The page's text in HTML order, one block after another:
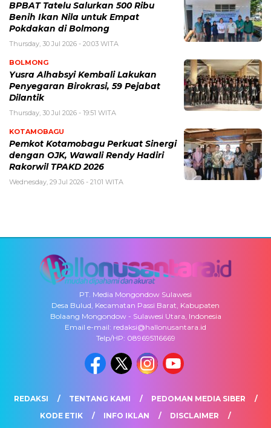
BPBAT Tatelu Salurkan 500 Ribu
Benih Ikan Nila untuk Empat
Pokdakan di Bolmong
Thursday, 30 Jul 2026 - 20:03 WITA
BOLMONG
Yusra Alhabsyi Kembali Lakukan
Penyegaran Birokrasi, 59 Pejabat
Dilantik
Thursday, 30 Jul 2026 - 19:51 WITA
KOTAMOBAGU
Pemkot Kotamobagu Perkuat Sinergi
dengan OJK, Wawali Rendy Hadiri
Rakorwil TPAKD 2026
Wednesday, 29 Jul 2026 - 21:01 WITA
PT. Media Mongondow Sulawesi
Desa Bulud, Kecamatan Passi Barat, Kabupaten
Bolaang Mongondow - Sulawesi Utara, Indonesia
Email e-mail: redaksi@hallonusantara.id
Telp/HP: 089695116669
REDAKSI TENTANG KAMI
PEDOMAN MEDIA SIBER
KODE ETIK
INFO IKLAN DISCLAIMER